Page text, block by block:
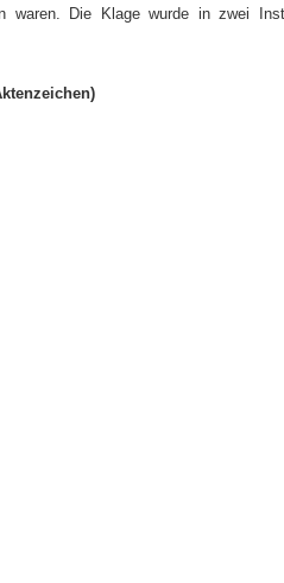
waren. Die Klage wurde in zwei